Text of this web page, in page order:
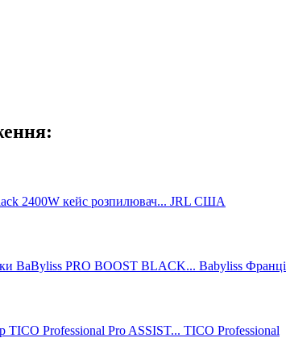
2400W кейс розпилювач... JRL США
BaByliss PRO BOOST BLACK... Babyliss
TICO Professional Pro ASSIST... TICO Professional